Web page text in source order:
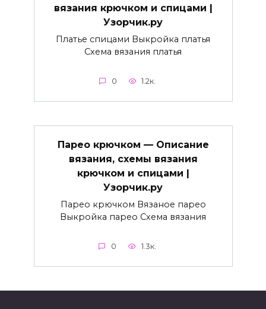
вязания крючком и спицами |
Узорчик.ру
Платье спицами Выкройка платья
Схема вязания платья
0 1.2к.
Парео крючком — Описание
вязания, схемы вязания
крючком и спицами |
Узорчик.ру
Парео крючком Вязаное парео
Выкройка парео Схема вязания
0 1.3к.